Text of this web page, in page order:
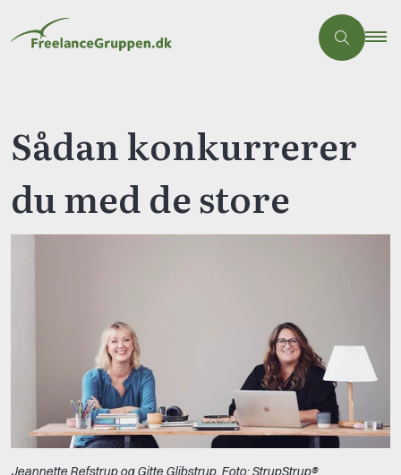
Sådan konkurrerer
du med de store
Jeannette Refstrup og Gitte Glibstrup. Foto: StrupStrup®